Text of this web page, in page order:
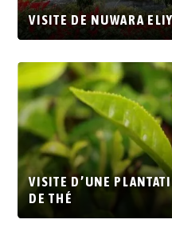
VISITE DE NUWARA
VISITE D’UNE
DE THÉ